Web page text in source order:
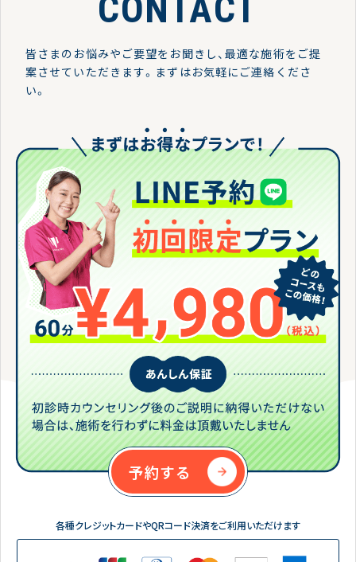
CONTACT
皆さまのお悩みやご要望をお聞きし、最適な施術をご提
案させていただきます。 まずはお気軽にご連絡くださ
い。
予約する
各種クレジットカードやQRコード決済をご利用いただけます